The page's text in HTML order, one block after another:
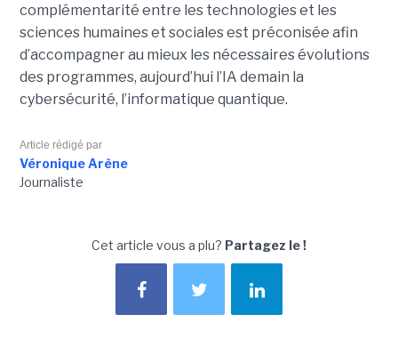
complémentarité entre les technologies et les
sciences humaines et sociales est préconisée afin
d’accompagner au mieux les nécessaires évolutions
des programmes, aujourd’hui l’IA demain la
cybersécurité, l’informatique quantique.
Article rédigé par
Véronique Arène
Journaliste
Cet article vous a plu? Partagez le !